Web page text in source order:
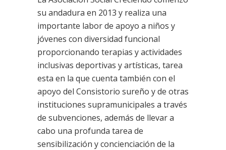
su andadura en 2013 y realiza una
importante labor de apoyo a niños y
jóvenes con diversidad funcional
proporcionando terapias y actividades
inclusivas deportivas y artísticas, tarea
esta en la que cuenta también con el
apoyo del Consistorio sureño y de otras
instituciones supramunicipales a través
de subvenciones, además de llevar a
cabo una profunda tarea de
sensibilización y concienciación de la